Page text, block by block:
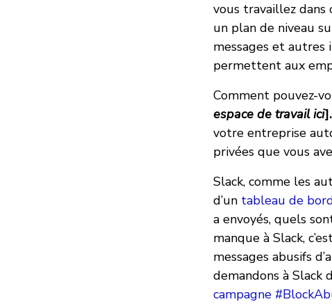
vous travaillez
un plan de niveau
messages et autres
permettent aux
Comment pouvez-
espace de travail ici
votre entreprise
privées que vous
Slack, comme les
d’un tableau de
a envoyés, quels
manque à Slack,
messages abusifs
demandons à Slack
campagne